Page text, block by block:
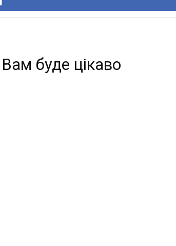
Вам буде цікаво